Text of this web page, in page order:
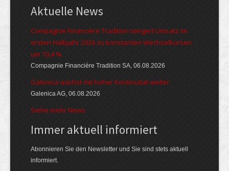
Aktuelle News
Compagnie Financière Tradition steigert Umsatz im
ersten Halbjahr 2026 zu konstanten Wechselkursen
um 10,4 %
Compagnie Financière Tradition SA, 06.08.2026
Galenica wächst mit hoher Kontinuität weiter
Galenica AG, 06.08.2026
Siehe mehr News
Immer aktuell informiert
Abonnieren Sie den Newsletter und Sie sind stets aktuell
informiert.